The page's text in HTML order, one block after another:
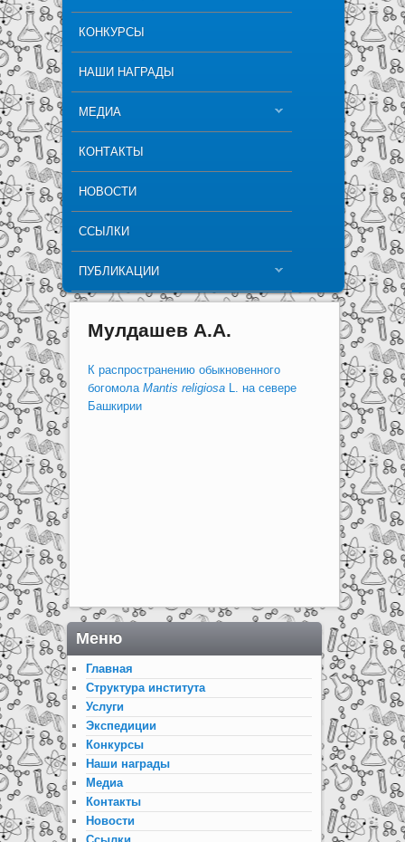
КОНКУРСЫ
НАШИ НАГРАДЫ
МЕДИА
КОНТАКТЫ
НОВОСТИ
ССЫЛКИ
ПУБЛИКАЦИИ
Мулдашев А.А.
К распространению обыкновенного
богомола Mantis religiosaL. на севере
Башкирии
Меню
Главная
Структура института
Услуги
Экспедиции
Конкурсы
Наши награды
Медиа
Контакты
Новости